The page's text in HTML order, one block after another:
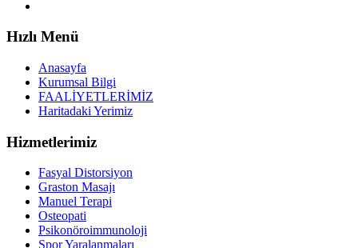
Hızlı Menü
Anasayfa
Kurumsal Bilgi
FAALİYETLERİMİZ
Haritadaki Yerimiz
Hizmetlerimiz
Fasyal Distorsiyon
Graston Masajı
Manuel Terapi
Osteopati
Psikonöroimmunoloji
Spor Yaralanmaları